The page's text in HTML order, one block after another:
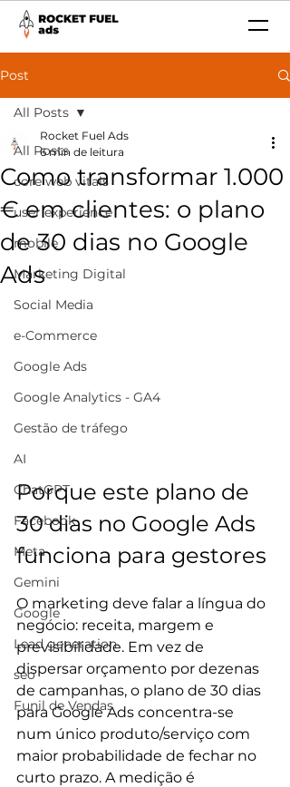
Post
All Posts
core web vitals
user experience
mobile
Marketing Digital
Social Media
e-Commerce
Google Ads
Google Analytics - GA4
Gestão de tráfego
AI
ChatGPT
Facebook
Meta
Gemini
Google
Lead generation
seo
Funil de Vendas
All Posts
Como transformar 1.000
€ em clientes: o plano
de 30 dias no Google
Ads
Rocket Fuel Ads
6 min de leitura
Porque este plano de
30 dias no Google Ads
funciona para gestores
O marketing deve falar a língua do
negócio: receita, margem e
previsibilidade. Em vez de
dispersar orçamento por dezenas
de campanhas, o plano de 30 dias
para Google Ads concentra-se
num único produto/serviço com
maior probabilidade de fechar no
curto prazo. A medição é